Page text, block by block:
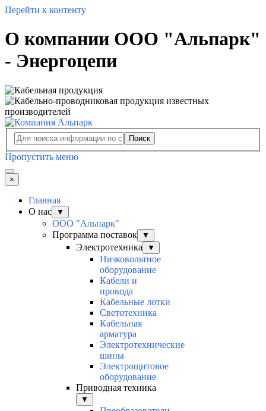
Перейти к контенту
О компании ООО "Альпарк"
- Энергоцепи
Поиск
Пропустить меню
×
Главная
О нас
▼
ООО "Альпарк"
Программа поставок
▼
Электротехника ▼
Низковольтное
оборудование
Кабели и
провода
Кабельные лотки
Светотехника
Кабельная
арматура
Электротехнические
шины
Электрощитовое
оборудование
Приводная техника
▼